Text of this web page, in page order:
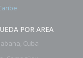
POR AREA
Cuba